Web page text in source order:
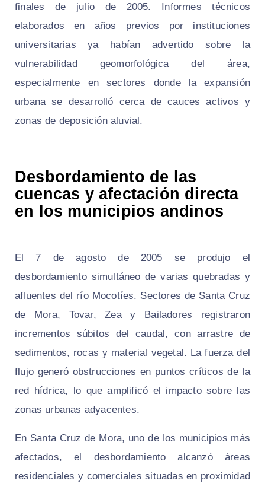
finales de julio de 2005. Informes técnicos
elaborados en años previos por instituciones
universitarias ya habían advertido sobre la
vulnerabilidad geomorfológica del área,
especialmente en sectores donde la expansión
urbana se desarrolló cerca de cauces activos y
zonas de deposición aluvial.
Desbordamiento de las
cuencas y afectación directa
en los municipios andinos
El 7 de agosto de 2005 se produjo el
desbordamiento simultáneo de varias quebradas y
afluentes del río Mocotíes. Sectores de Santa Cruz
de Mora, Tovar, Zea y Bailadores registraron
incrementos súbitos del caudal, con arrastre de
sedimentos, rocas y material vegetal. La fuerza del
flujo generó obstrucciones en puntos críticos de la
red hídrica, lo que amplificó el impacto sobre las
zonas urbanas adyacentes.
En Santa Cruz de Mora, uno de los municipios más
afectados, el desbordamiento alcanzó áreas
residenciales y comerciales situadas en proximidad